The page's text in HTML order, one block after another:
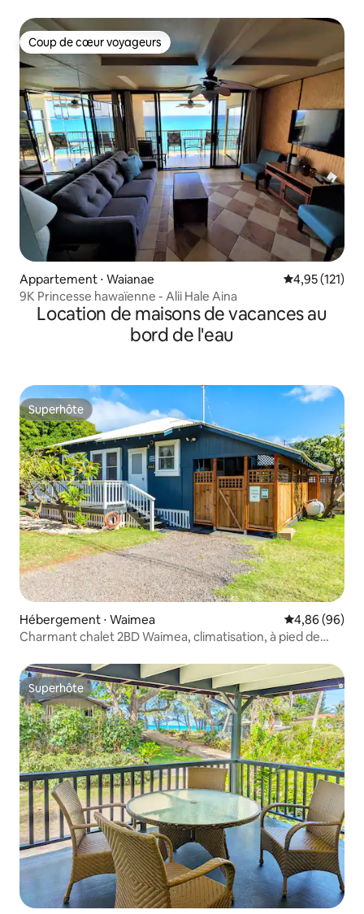
Coup de cœur voyageurs
Coup de cœur voyageurs
Appartement ⋅ Waianae Évaluation
4,95 (121)
9K Princesse hawaïenne - Alii Hale Aina
Location de maisons de vacances au
bord de l'eau
Superhôte
Superhôte
Hébergement ⋅ Waimea Évaluation
4,86 (96)
Charmant chalet 2BD Waimea, climatisation, à pied de
Superhôte
Superhôte